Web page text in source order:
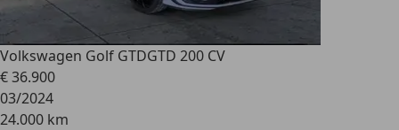
Volkswagen Golf GTDGTD 200 CV
€ 36.900
03/2024
24.000 km